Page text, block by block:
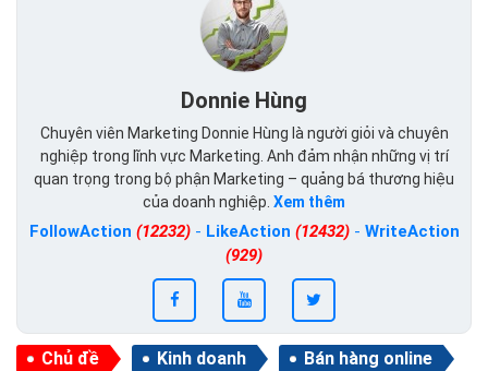
Donnie Hùng
Chuyên viên Marketing Donnie Hùng là người giỏi và chuyên
nghiệp trong lĩnh vực Marketing. Anh đảm nhận những vị trí
quan trọng trong bộ phận Marketing – quảng bá thương hiệu
của doanh nghiệp. Xem thêm
FollowAction (12232)- LikeAction (12432)- WriteAction
(929)
Chủ đề Kinh doanh Bán hàng online